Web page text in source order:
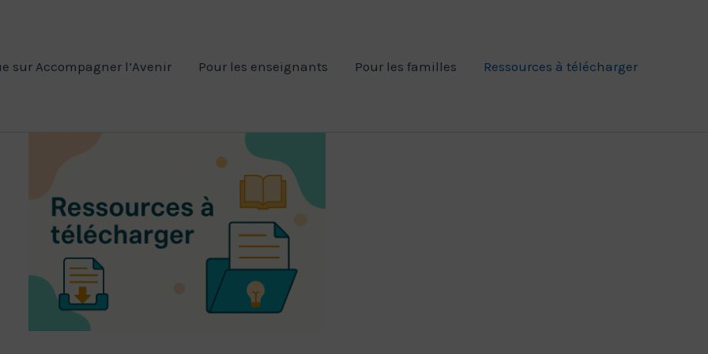
sur Accompagner l’Avenir Pour les enseignants Pour les familles Ressources à télécharger